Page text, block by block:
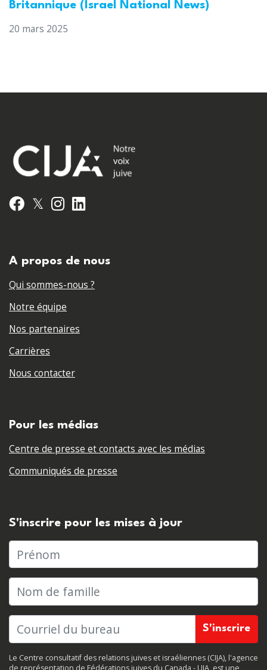
Britannique (Israel National News)
20 mars 2025
Facebook
𝕏 Instagram
A propos de nous
Qui sommes-nous ?
Notre équipe
Nos partenaires
Carrières
Nous contacter
Pour les médias
Centre de presse et contacts avec les médias
Communiqués de presse
S'inscrire pour les mises à jour
Prénom
Nom de famille
Le Centre consultatif des relations juives et israéliennes (CIJA), l'agence
de représentation de Fédérations juives du Canada - UIA, est une